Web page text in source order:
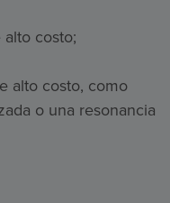
costo;
alto costo, como
o una resonancia